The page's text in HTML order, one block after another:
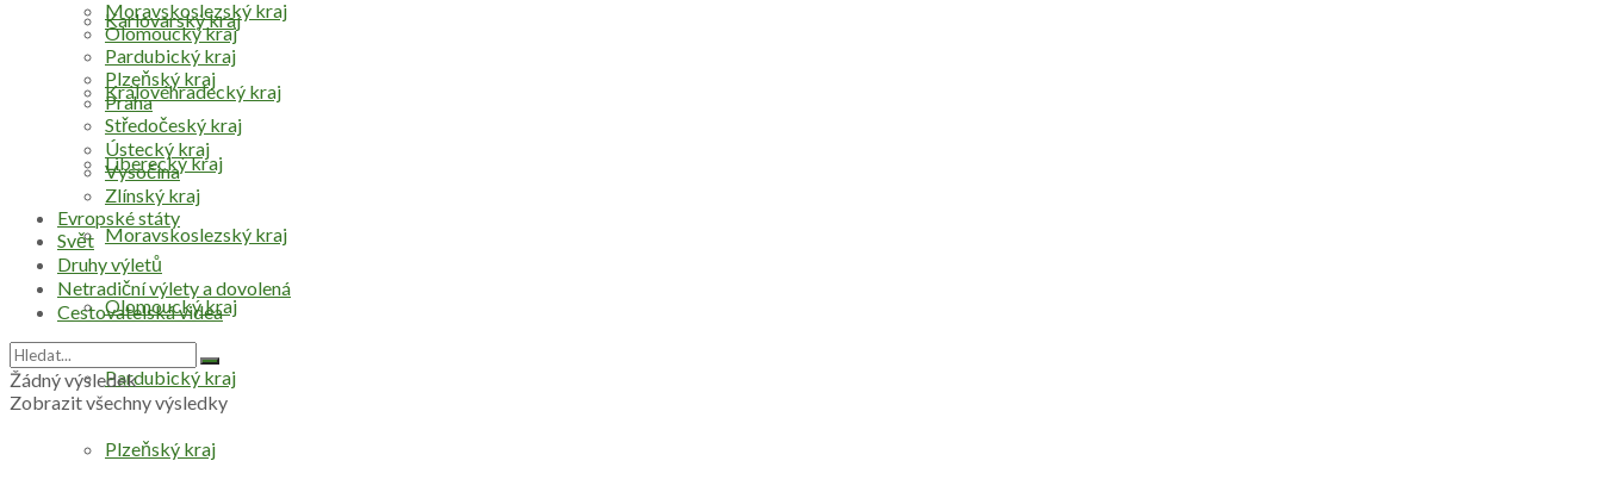
Karlovarský kraj
Královéhradecký kraj
Liberecký kraj
Moravskoslezský kraj
Olomoucký kraj
Pardubický kraj
Plzeňský kraj
Moravskoslezský kraj
Olomoucký kraj
Pardubický kraj
Plzeňský kraj
Praha
Středočeský kraj
Ústecký kraj
Vysočina
Zlínský kraj
Evropské státy
Svět
Druhy výletů
Netradiční výlety a dovolená
Cestovatelská videa
Žádný výsledek
Zobrazit všechny výsledky